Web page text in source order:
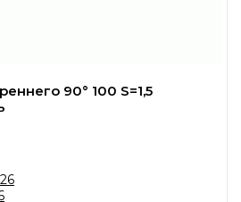
90° 100 S=1,5